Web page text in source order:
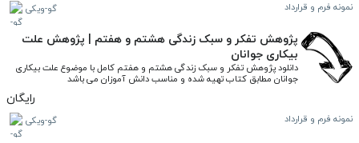
نمونه فرم و قرارداد گو-ویکی
پژوهش تفکر و سبک زندگی هشتم و هفتم | پژوهش علت
بیکاری جوانان
جوانان مطابق کتاب تهیه شده و مناسب دانش آموزان می باشد
رایگان
نمونه فرم و قرارداد گو-ویکی